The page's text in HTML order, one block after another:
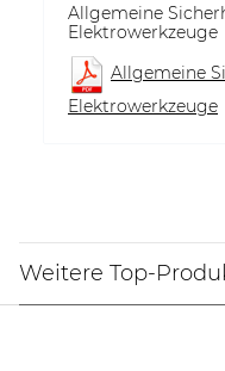
Allgemeine
Elektrowerkzeuge
Allgemeine
Elektrowerkzeuge
Weitere Top-